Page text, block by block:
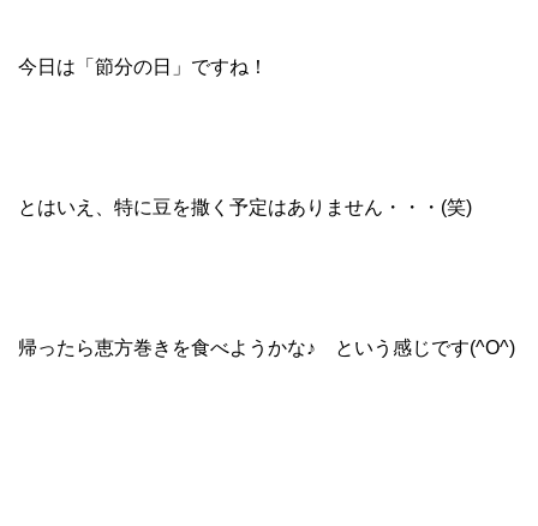
今日は「節分の日」ですね！
とはいえ、特に豆を撒く予定はありません・・・(笑)
帰ったら恵方巻きを食べようかな♪ という感じです(^O^)